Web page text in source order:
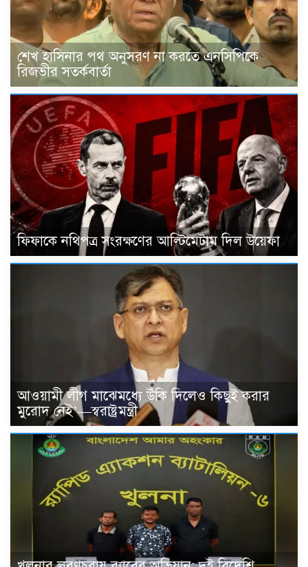
শেখ হাসিনার পথ অনুসরণ না করতে এনসিপিকে
রিজভীর সতর্কবার্তা
ফিফাকে নথিপত্র সংরক্ষণের আল্টিমেটাম দিল উয়েফা
আওয়ামী লীগ মাঝেমধ্যে উঁকি দিলেও কিছুই করার
মুরোদ নেই’—স্বরাষ্ট্রমন্ত্রী